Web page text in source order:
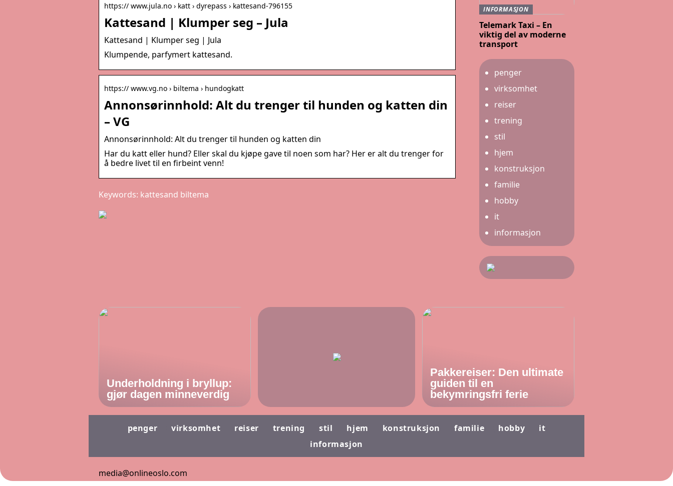
https:// www.jula.no › katt › dyrepass › kattesand-796155
Kattesand | Klumper seg – Jula
Kattesand | Klumper seg | Jula
Klumpende, parfymert kattesand.
https:// www.vg.no › biltema › hundogkatt
Annonsørinnhold: Alt du trenger til hunden og katten din
– VG
Annonsørinnhold: Alt du trenger til hunden og katten din
Har du katt eller hund? Eller skal du kjøpe gave til noen som har? Her er alt du trenger for
å bedre livet til en firbeint venn!
Keywords: kattesand biltema
INFORMASJON
Telemark Taxi – En
viktig del av moderne
transport
penger
virksomhet
reiser
trening
stil
hjem
konstruksjon
familie
hobby
it
informasjon
Underholdning i bryllup:
gjør dagen minneverdig
Pakkereiser: Den ultimate
guiden til en
bekymringsfri ferie
penger virksomhet reiser trening stil hjem konstruksjon familie hobby
it
informasjon
media@onlineoslo.com